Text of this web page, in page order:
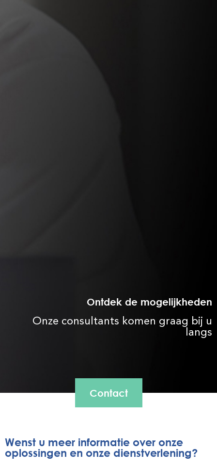
Ontdek de mogelijkheden
Onze consultants komen graag bij u
langs
Contact
Wenst u meer informatie over onze
oplossingen en onze dienstverlening?